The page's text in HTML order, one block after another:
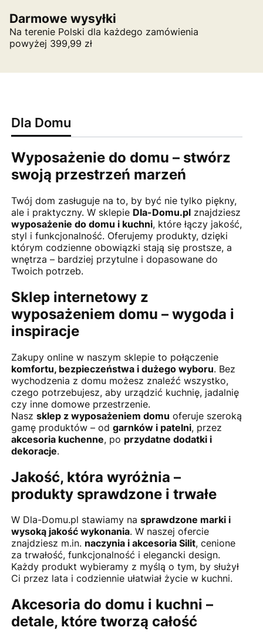
Darmowe wysyłki
Na terenie Polski dla każdego zamówienia
powyżej 399,99 zł
Dla Domu
Wyposażenie do domu – stwórz
swoją przestrzeń marzeń
Twój dom zasługuje na to, by być nie tylko piękny,
ale i praktyczny. W sklepie Dla-Domu.plznajdziesz
wyposażenie do domu i kuchni, które łączy jakość,
styl i funkcjonalność. Oferujemy produkty, dzięki
którym codzienne obowiązki stają się prostsze, a
wnętrza – bardziej przytulne i dopasowane do
Twoich potrzeb.
Sklep internetowy z
wyposażeniem domu – wygoda i
inspiracje
Zakupy online w naszym sklepie to połączenie
komfortu, bezpieczeństwa i dużego wyboru. Bez
wychodzenia z domu możesz znaleźć wszystko,
czego potrzebujesz, aby urządzić kuchnię, jadalnię
czy inne domowe przestrzenie.
Nasz sklep z wyposażeniem domu oferuje szeroką
gamę produktów – od garnków i patelni, przez
akcesoria kuchenne, po przydatne dodatki i
dekoracje.
Jakość, która wyróżnia –
produkty sprawdzone i trwałe
W Dla-Domu.pl stawiamy na sprawdzone marki i
wysoką jakość wykonania. W naszej ofercie
znajdziesz m.in. naczynia i akcesoria Silit, cenione
za trwałość, funkcjonalność i elegancki design.
Każdy produkt wybieramy z myślą o tym, by służył
Ci przez lata i codziennie ułatwiał życie w kuchni.
Akcesoria do domu i kuchni –
detale, które tworzą całość